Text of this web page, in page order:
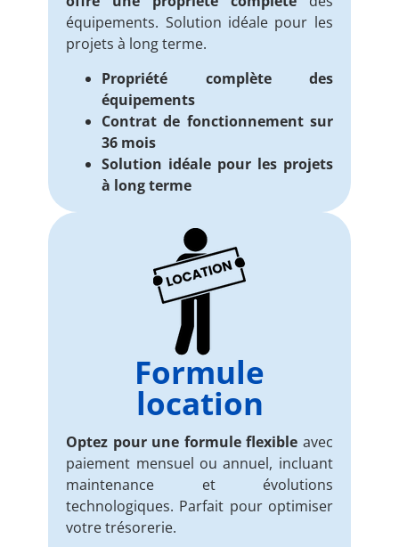
équipements. Solution idéale pour les
projets à long terme.
Propriété complète des
équipements
Contrat de fonctionnement sur
36 mois
Solution idéale pour les projets
à long terme
Formule
location
Optez pour une formule flexible avec
paiement mensuel ou annuel, incluant
maintenance et évolutions
technologiques. Parfait pour optimiser
votre trésorerie.